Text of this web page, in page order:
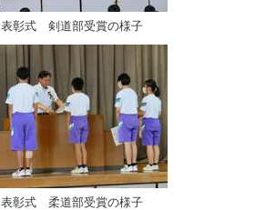
表彰式 剣道部受賞の様子
表彰式 柔道部受賞の様子